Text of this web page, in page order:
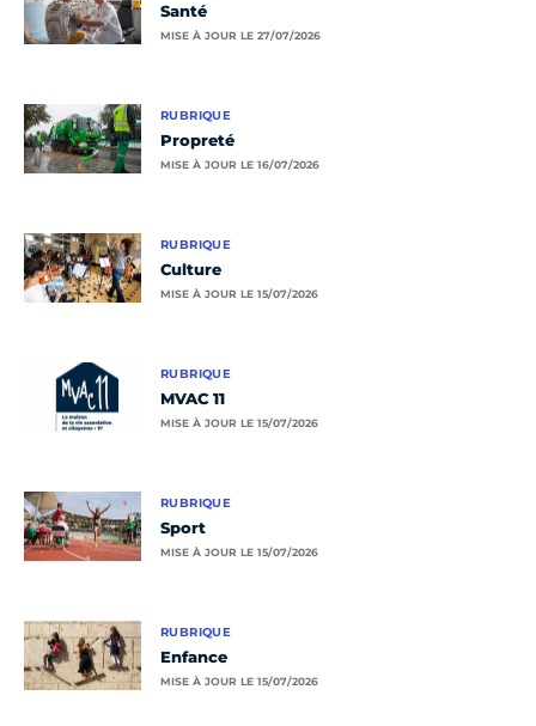
Santé
MISE À JOUR LE 27/07/2026
RUBRIQUE
Propreté
MISE À JOUR LE 16/07/2026
RUBRIQUE
Culture
MISE À JOUR LE 15/07/2026
RUBRIQUE
MVAC 11
MISE À JOUR LE 15/07/2026
RUBRIQUE
Sport
MISE À JOUR LE 15/07/2026
RUBRIQUE
Enfance
MISE À JOUR LE 15/07/2026